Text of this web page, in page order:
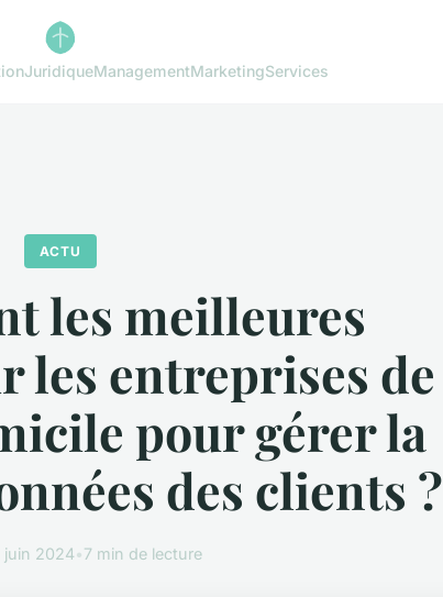
JuridiqueManagementMarketingServices
ACTU
les meilleures
les entreprises de
pour gérer la
des clients ?
juin 2024•7 min de lecture